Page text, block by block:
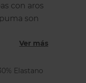
con aros
son
y el
muy
Ver más
Elastano